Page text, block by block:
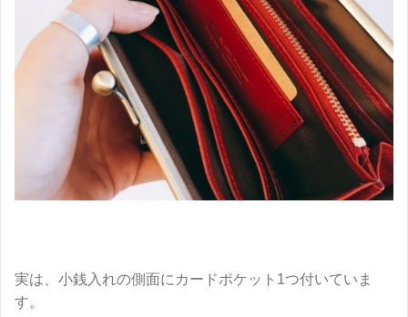
実は、小銭入れの側面にカードポケット1つ付いていま
す。